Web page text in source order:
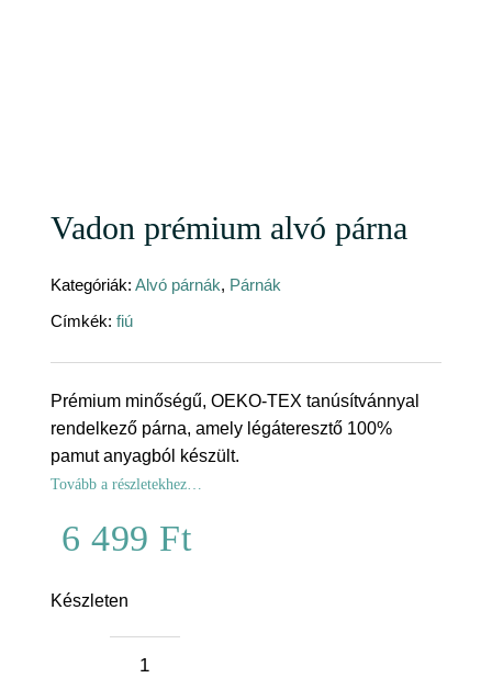
Vadon prémium alvó párna
Kategóriák: Alvó párnák, Párnák
Címkék: fiú
Prémium minőségű, OEKO-TEX tanúsítvánnyal
rendelkező párna, amely légáteresztő 100%
pamut anyagból készült.
Tovább a részletekhez…
6 499 Ft
Készleten